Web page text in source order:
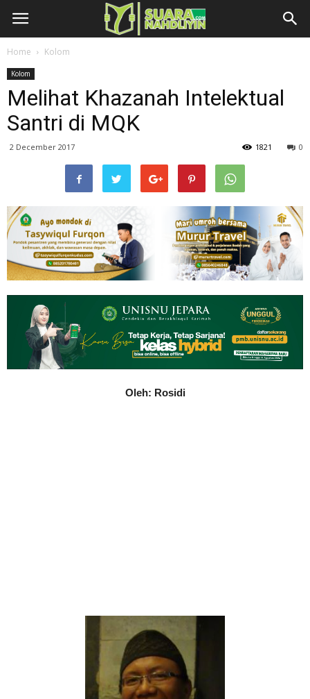
Home Kolom
Kolom
Melihat Khazanah Intelektual
Santri di MQK
2 December 2017 0
1821
Oleh: Rosidi